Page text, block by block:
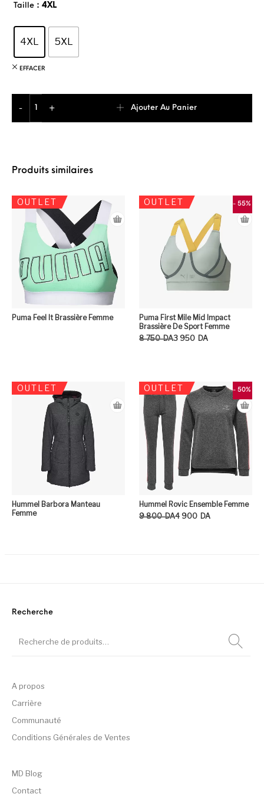
Taille : 4XL
4XL 5XL
EFFACER
-
+
Ajouter Au Panier
Produits similaires
OUTLET
Puma Feel It Brassière Femme
- 55%
OUTLET
Puma First Mile Mid Impact
Brassière De Sport Femme
8 750 DA
Le prix initial était : 8 750DA.
3 950 DA
Le prix actuel est : 3 950DA.
OUTLET
Hummel Barbora Manteau
Femme
- 50%
OUTLET
Hummel Rovic Ensemble Femme
9 800 DA
Le prix initial était : 9 800DA.
4 900 DA
Le prix actuel est : 4 900DA.
Recherche
A propos
Carrière
Communauté
Conditions Générales de Ventes
MD Blog
Contact